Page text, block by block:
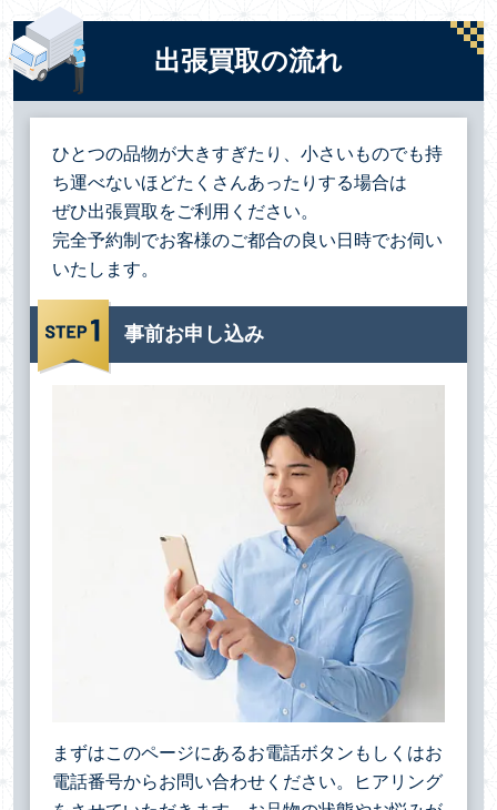
出張買取の流れ
ひとつの品物が大きすぎたり、小さいものでも持
ち運べないほどたくさんあったりする場合は
ぜひ出張買取をご利用ください。
完全予約制でお客様のご都合の良い日時でお伺い
いたします。
事前お申し込み
まずはこのページにあるお電話ボタンもしくはお
電話番号からお問い合わせください。ヒアリング